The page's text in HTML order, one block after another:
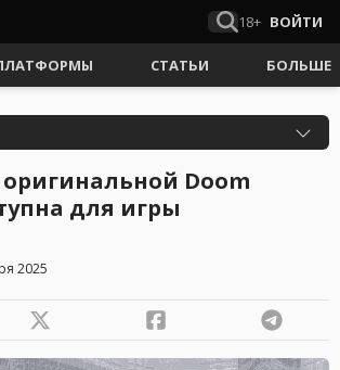
18+ ВОЙТИ
СТАТЬИ БОЛЬШЕ
оригинальной Doom
для игры
2025